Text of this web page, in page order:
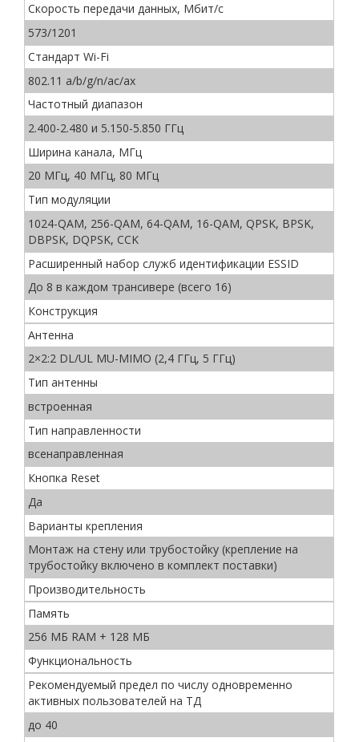
Скорость передачи данных, Мбит/c
573/1201
Стандарт Wi-Fi
802.11 a/b/g/n/ac/ax
Частотный диапазон
2.400-2.480 и 5.150-5.850 ГГц
Ширина канала, МГц
20 МГц, 40 МГц, 80 МГц
Тип модуляции
1024-QAM, 256-QAM, 64-QAM, 16-QAM, QPSK, BPSK,
DBPSK, DQPSK, CCK
Расширенный набор служб идентификации ESSID
До 8 в каждом трансивере (всего 16)
Конструкция
Антенна
2×2:2 DL/UL MU-MIMO (2,4 ГГц, 5 ГГц)
Тип антенны
встроенная
Тип направленности
всенаправленная
Кнопка Reset
Да
Варианты крепления
Монтаж на стену или трубостойку (крепление на
трубостойку включено в комплект поставки)
Производительность
Память
256 МБ RAM + 128 МБ
Функциональность
Рекомендуемый предел по числу одновременно
активных пользователей на ТД
до 40